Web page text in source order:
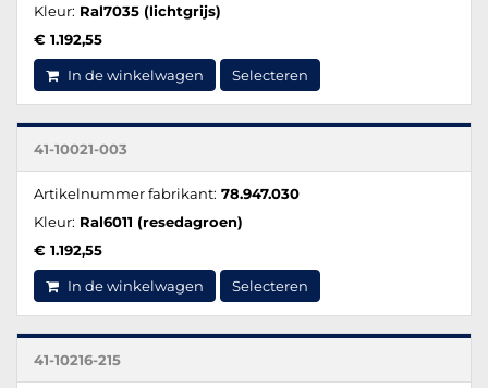
Kleur: Ral7035 (lichtgrijs)
€ 1.192,55
In de winkelwagen Selecteren
41-10021-003
Artikelnummer fabrikant: 78.947.030
Kleur: Ral6011 (resedagroen)
€ 1.192,55
In de winkelwagen Selecteren
41-10216-215